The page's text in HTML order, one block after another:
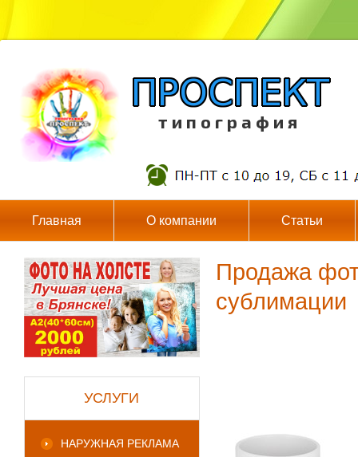
т и п о г р а ф и я
Главная О компании Статьи
УСЛУГИ
НАРУЖНАЯ РЕКЛАМА
Продажа
сублимации